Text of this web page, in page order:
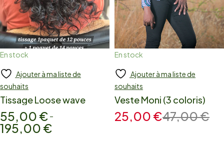
En stock
Add to cart
Ajouter à ma liste de
souhaits
Tissage Loose wave
55,00 € –
195,00 €
En stock
Add to cart
Ajouter à ma liste de
souhaits
Veste Moni (3 coloris)
47,00€
25,00 €